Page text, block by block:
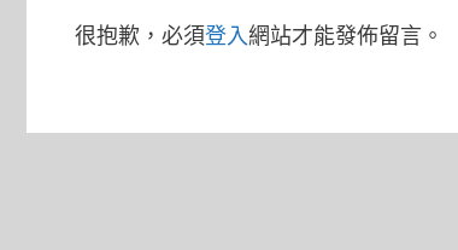
很抱歉，必須登入網站才能發佈留言。